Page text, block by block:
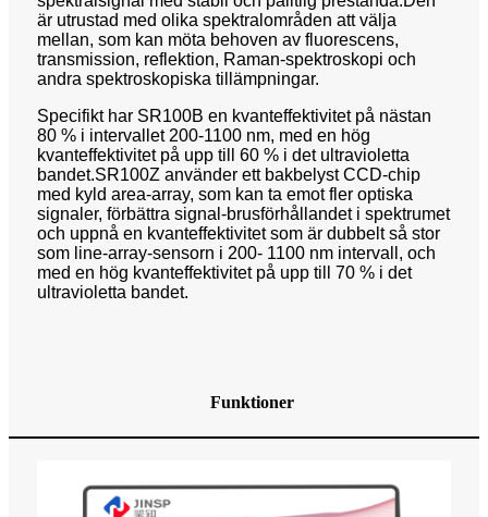
är utrustad med olika spektralområden att välja
mellan, som kan möta behoven av fluorescens,
transmission, reflektion, Raman-spektroskopi och
andra spektroskopiska tillämpningar.
Specifikt har SR100B en kvanteffektivitet på nästan
80 % i intervallet 200-1100 nm, med en hög
kvanteffektivitet på upp till 60 % i det ultravioletta
bandet.SR100Z använder ett bakbelyst CCD-chip
med kyld area-array, som kan ta emot fler optiska
signaler, förbättra signal-brusförhållandet i spektrumet
och uppnå en kvanteffektivitet som är dubbelt så stor
som line-array-sensorn i 200- 1100 nm intervall, och
med en hög kvanteffektivitet på upp till 70 % i det
ultravioletta bandet.
Funktioner